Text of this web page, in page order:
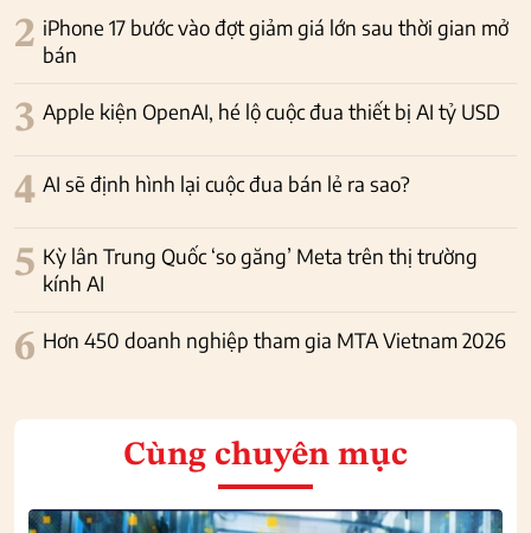
2 iPhone 17 bước vào đợt giảm giá lớn sau thời gian mở
bán
3 Apple kiện OpenAI, hé lộ cuộc đua thiết bị AI tỷ USD
4 AI sẽ định hình lại cuộc đua bán lẻ ra sao?
5 Kỳ lân Trung Quốc ‘so găng’ Meta trên thị trường
kính AI
6 Hơn 450 doanh nghiệp tham gia MTA Vietnam 2026
Cùng chuyên mục